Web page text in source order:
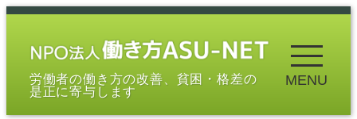
メ
労働者の働き方の改善、貧困・格差の
是正に寄与します
MENU